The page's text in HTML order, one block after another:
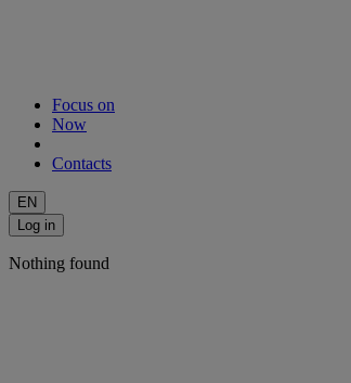
Focus on
Now
Contacts
EN
Log in
Nothing found